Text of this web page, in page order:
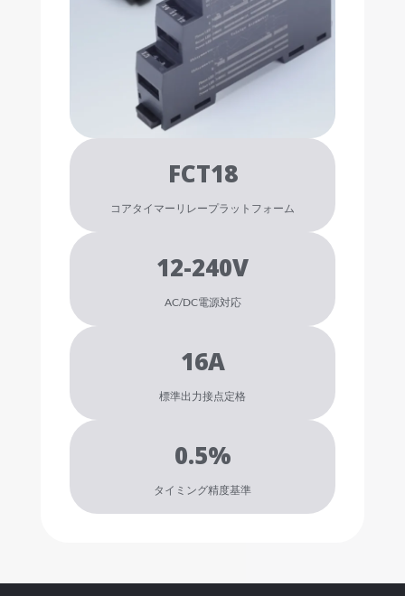
FCT18
コアタイマーリレープラットフォーム
12-240V
AC/DC電源対応
16A
標準出力接点定格
0.5%
タイミング精度基準